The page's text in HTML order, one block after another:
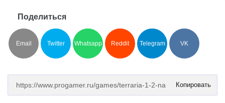
Поделиться
Email Twitter Whatsapp Reddit Telegram VK
Копировать